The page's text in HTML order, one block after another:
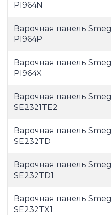
PI964N
Варочная панель Smeg
PI964P
Варочная панель Smeg
PI964X
Варочная панель Smeg
SE2321TE2
Варочная панель Smeg
SE232TD
Варочная панель Smeg
SE232TD1
Варочная панель Smeg
SE232TX1